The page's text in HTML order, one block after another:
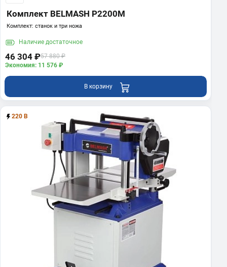
Комплект BELMASH P2200M
Комплект: станок и три ножа
Наличие достаточное
46 304 ₽57 880 ₽
Экономия: 11 576 ₽
В корзину
220 В